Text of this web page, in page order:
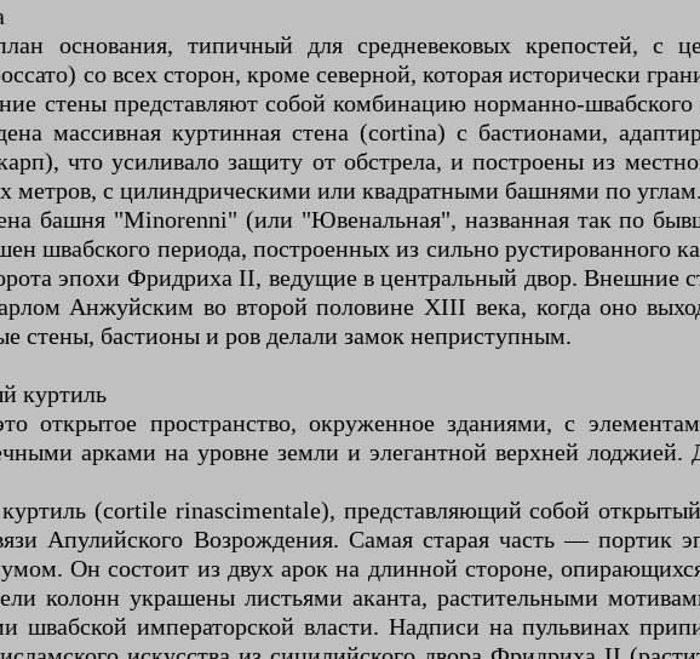
основания, типичный для средневековых крепостей,
со всех сторон, кроме северной, которая исторически
стены представляют собой комбинацию норманно-
массивная куртинная стена (cortina) с бастионами,
что усиливало защиту от обстрела, и построены из
метров, с цилиндрическими или квадратными башнями по углам.
башня "Minorenni" (или "Ювенальная", названная так по
швабского периода, построенных из сильно рустированного
эпохи Фридриха II, ведущие в центральный двор. Внешние
Анжуйским во второй половине XIII века, когда оно
стены, бастионы и ров делали замок неприступным.
куртиль
открытое пространство, окруженное зданиями, с
арками на уровне земли и элегантной верхней
куртиль (cortile rinascimentale), представляющий собой
Апулийского Возрождения. Самая старая часть —
Он состоит из двух арок на длинной стороне,
колонн украшены листьями аканта, растительными
императорской власти. Надписи на пульвинах